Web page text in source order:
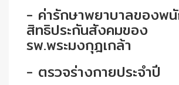
- ค่ารักษาพยาบาลของพ
สิทธิประกันสังคมของ
รพ.พระมงกุฎเกล้า
- ตรวจร่างกายประจำปี